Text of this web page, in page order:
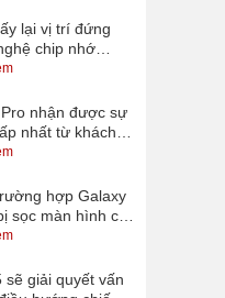
lại vị trí đứng
chip nhớ
SSD 16TB cho
nhận được sự
nhất từ khách
hợp Galaxy
sọc màn hình chỉ
sử dụng
sẽ giải quyết vấn